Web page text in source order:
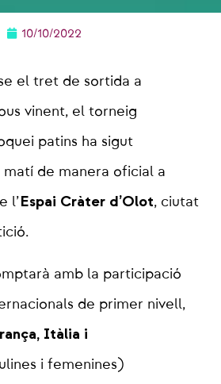
10/10/2022
el tret de sortida a
vinent, el torneig
patins ha sigut
de manera oficial a
l’Espai Cràter d’Olot, ciutat
amb la participació
de primer nivell,
Itàlia i
i femenines)